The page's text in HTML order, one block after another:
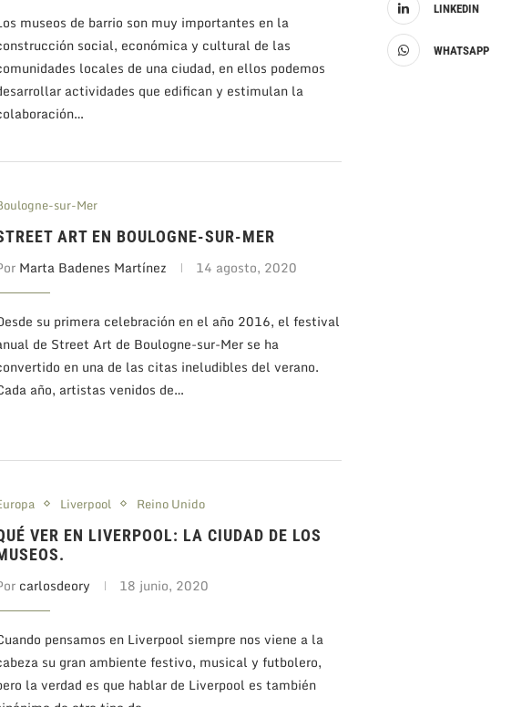
museos de barrio son muy importantes en la
social, económica y cultural de las
locales de una ciudad, en ellos podemos
actividades que edifican y estimulan la
sur-Mer
ART EN BOULOGNE-SUR-MER
Marta Badenes Martínez 14 agosto, 2020
su primera celebración en el año 2016, el festival
de Street Art de Boulogne-sur-Mer se ha
en una de las citas ineludibles del verano.
año, artistas venidos de…
Liverpool Reino Unido
VER EN LIVERPOOL: LA CIUDAD DE LOS
carlosdeory 18 junio, 2020
pensamos en Liverpool siempre nos viene a la
su gran ambiente festivo, musical y futbolero,
la verdad es que hablar de Liverpool es también
LINKEDIN
WHATSAPP